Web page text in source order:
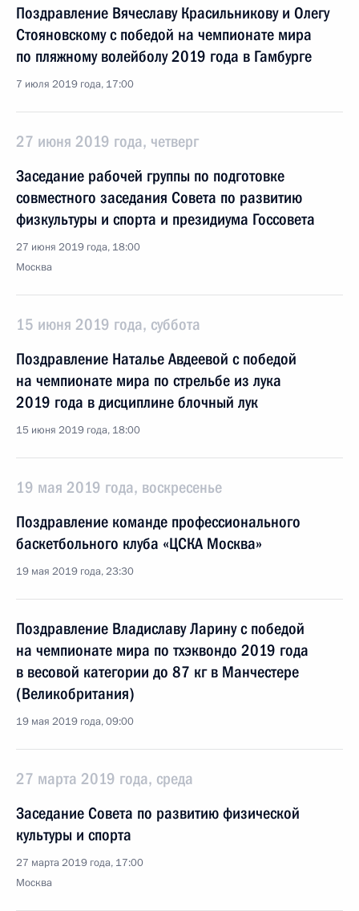
Поздравление Вячеславу Красильникову и Олегу
Стояновскому с победой на чемпионате мира
по пляжному волейболу 2019 года в Гамбурге
7 июля 2019 года, 17:00
27 июня 2019 года, четверг
Заседание рабочей группы по подготовке
совместного заседания Совета по развитию
физкультуры и спорта и президиума Госсовета
27 июня 2019 года, 18:00
Москва
15 июня 2019 года, суббота
Поздравление Наталье Авдеевой с победой
на чемпионате мира по стрельбе из лука
2019 года в дисциплине блочный лук
15 июня 2019 года, 18:00
19 мая 2019 года, воскресенье
Поздравление команде профессионального
баскетбольного клуба «ЦСКА Москва»
19 мая 2019 года, 23:30
Поздравление Владиславу Ларину с победой
на чемпионате мира по тхэквондо 2019 года
в весовой категории до 87 кг в Манчестере
(Великобритания)
19 мая 2019 года, 09:00
27 марта 2019 года, среда
Заседание Совета по развитию физической
культуры и спорта
27 марта 2019 года, 17:00
Москва